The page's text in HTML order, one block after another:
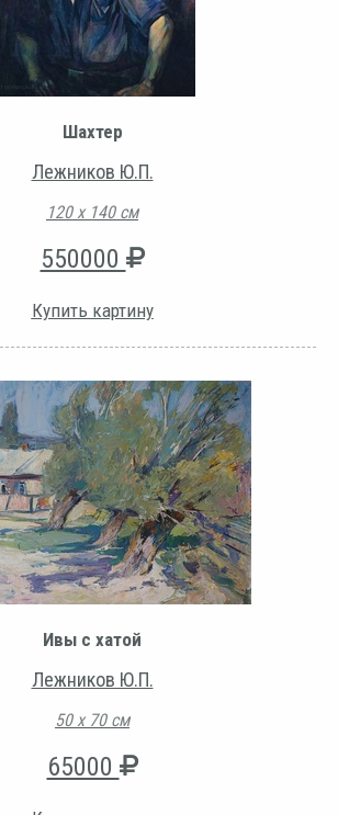
Шахтер
Лежников Ю.П.
120 х 140 см
550000
Купить картину
Ивы с хатой
Лежников Ю.П.
50 х 70 см
65000